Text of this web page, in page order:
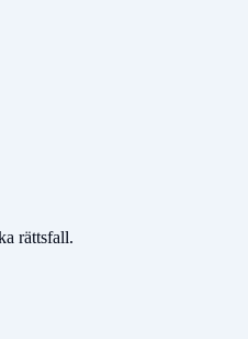
rättsfall.